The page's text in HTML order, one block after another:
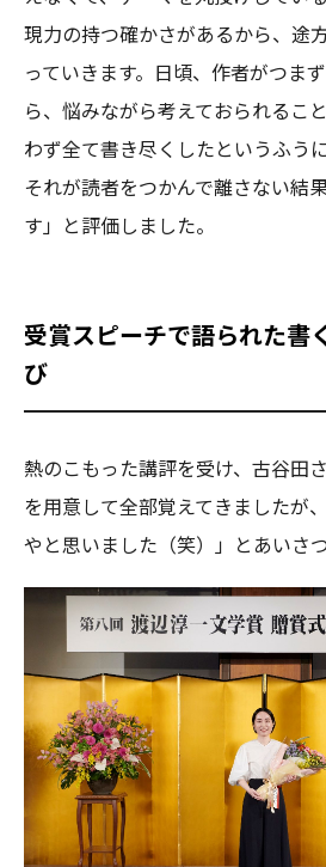
現力の持つ確かさがあるから、途
っていきます。日頃、作者がつま
ら、悩みながら考えておられるこ
わず全て書き尽くしたというふう
それが読者をつかんで離さない結
す」と評価しました。
受賞スピーチで語られた書
び
熱のこもった講評を受け、古谷田
を用意して全部覚えてきましたが
やと思いました（笑）」とあいさつ